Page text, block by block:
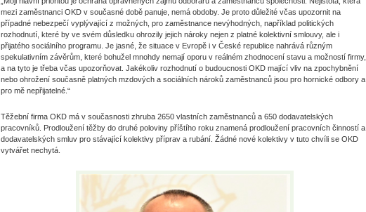
mezi zaměstnanci OKD v současné době panuje, nemá obdoby. Je proto důležité včas upozornit na
případné nebezpečí vyplývající z možných, pro zaměstnance nevýhodných, například politických
rozhodnutí, které by ve svém důsledku ohrozily jejich nároky nejen z platné kolektivní smlouvy, ale i
přijatého sociálního programu. Je jasné, že situace v Evropě i v České republice nahrává různým
spekulativním závěrům, které bohužel mnohdy nemají oporu v reálném zhodnocení stavu a možností firmy,
a na tyto je třeba včas upozorňovat. Jakékoliv rozhodnutí o budoucnosti OKD mající vliv na zpochybnění
nebo ohrožení současně platných mzdových a sociálních nároků zaměstnanců jsou pro hornické odbory a
pro mě nepřijatelné.“
Těžební firma OKD má v současnosti zhruba 2650 vlastních zaměstnanců a 650 dodavatelských
pracovníků. Prodloužení těžby do druhé poloviny příštího roku znamená prodloužení pracovních činností a
dodavatelských smluv pro stávající kolektivy příprav a rubání. Žádné nové kolektivy v tuto chvíli se OKD
vytvářet nechytá.